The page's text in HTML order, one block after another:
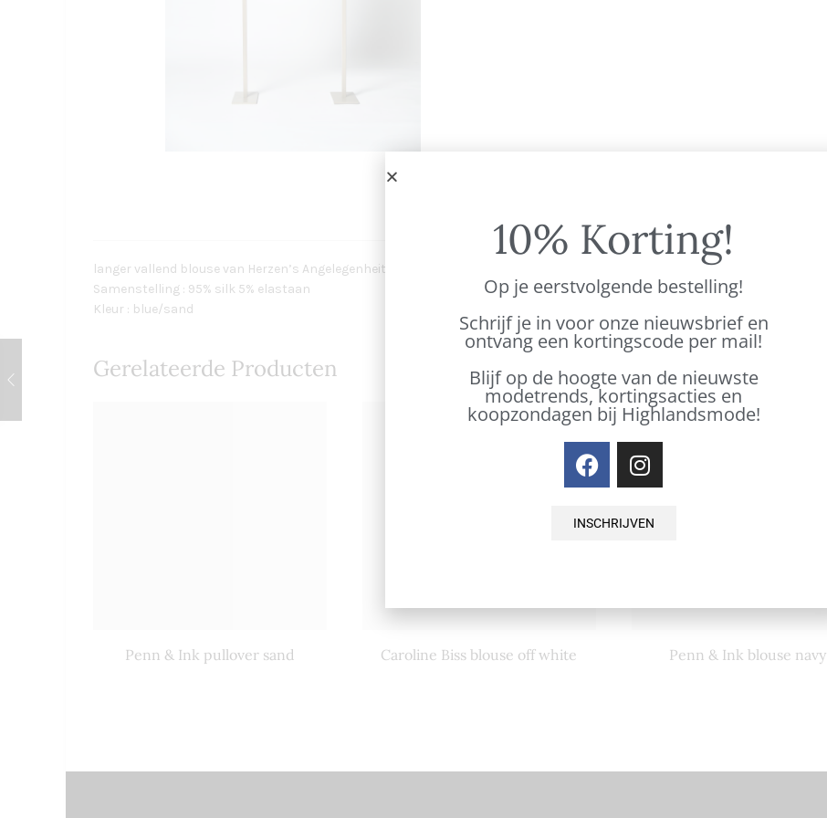
BESCHRIJVING
langer vallend blouse van Herzen’s Angelegenheit met kraag, manchet
Samenstelling : 95% silk 5% elastaan
Kleur : blue/sand
Gerelateerde Producten
Penn & Ink pullover sand Caroline Biss blouse off white Penn & Ink blouse navy
10% Korting!
Op je eerstvolgende bestelling!
Schrijf je in voor onze nieuwsbrief en
ontvang een kortingscode per mail!
Blijf op de hoogte van de nieuwste
modetrends, kortingsacties en
koopzondagen bij Highlandsmode!
INSCHRIJVEN